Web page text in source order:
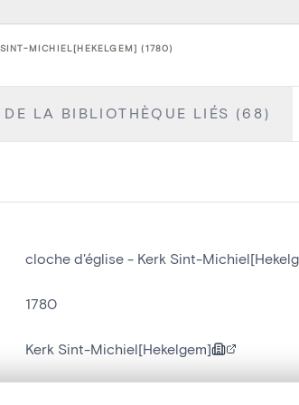
MICHIEL[HEKELGEM] (1780)
DE LA BIBLIOTHÈQUE LIÉS (68)
cloche d'église - Kerk Sint-
1780
Kerk Sint-Michiel[Hekelgem]